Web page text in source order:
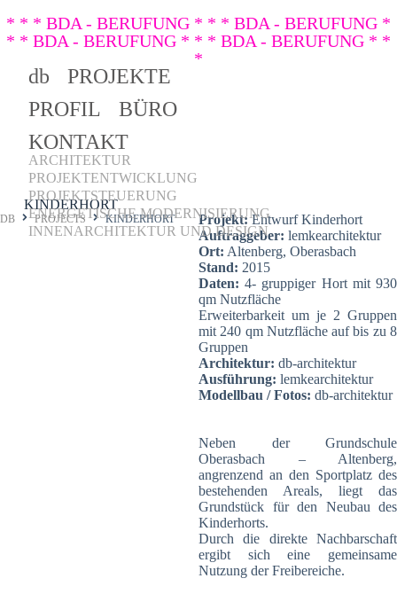
* * * BDA - BERUFUNG * * * BDA - BERUFUNG *
* * BDA - BERUFUNG * * * BDA - BERUFUNG * *
*
db
PROJEKTE
PROFIL
BÜRO
KONTAKT
ARCHITEKTUR
PROJEKTENTWICKLUNG
PROJEKTSTEUERUNG
ENERGETISCHE MODERNISIERUNG
INNENARCHITEKTUR UND DESIGN
KINDERHORT
DB PROJECTS KINDERHORT Projekt:Entwurf Kinderhort
Auftraggeber: lemkearchitektur
Ort: Altenberg, Oberasbach
Stand: 2015
Daten: 4- gruppiger Hort mit 930
qm Nutzfläche
Erweiterbarkeit um je 2 Gruppen
mit 240 qm Nutzfläche auf bis zu 8
Gruppen
Architektur: db-architektur
Ausführung: lemkearchitektur
Modellbau / Fotos: db-architektur
Neben der Grundschule
Oberasbach – Altenberg,
angrenzend an den Sportplatz des
bestehenden Areals, liegt das
Grundstück für den Neubau des
Kinderhorts.
Durch die direkte Nachbarschaft
ergibt sich eine gemeinsame
Nutzung der Freibereiche.